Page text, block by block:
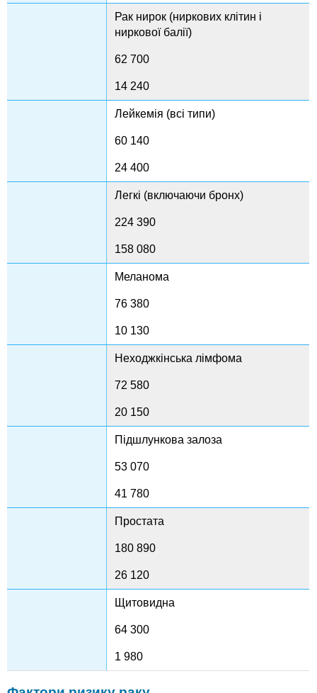
Рак нирок (ниркових клітин і
ниркової балії)
62 700
14 240
Лейкемія (всі типи)
60 140
24 400
Легкі (включаючи бронх)
224 390
158 080
Меланома
76 380
10 130
Неходжкінська лімфома
72 580
20 150
Підшлункова залоза
53 070
41 780
Простата
180 890
26 120
Щитовидна
64 300
1 980